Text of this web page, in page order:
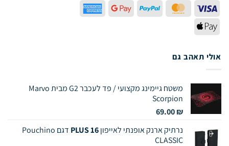
Visa
MasterCard
PayPal
Google
Pay
Express
Apple
Pay
אולי תאהב גם
משטח גיימינג מקצועי / פד לעכבר G2 מבית Marvo
Scorpion
69.00₪
נרתיק ארנק אופנתי לאייפון16 PLUS
דגם Pouchino
CLASSIC